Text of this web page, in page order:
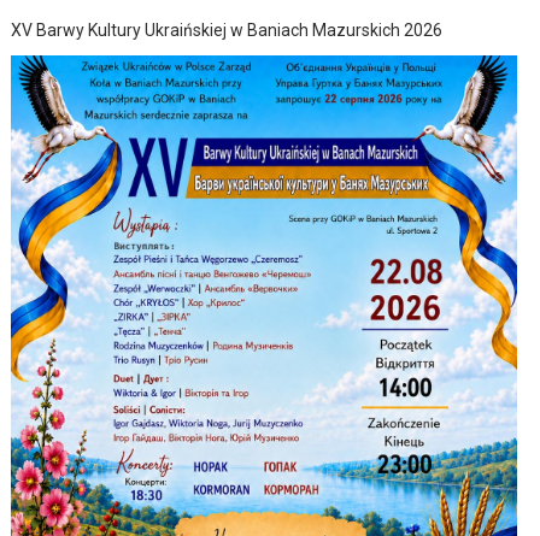
XV Barwy Kultury Ukraińskiej w Baniach Mazurskich 2026